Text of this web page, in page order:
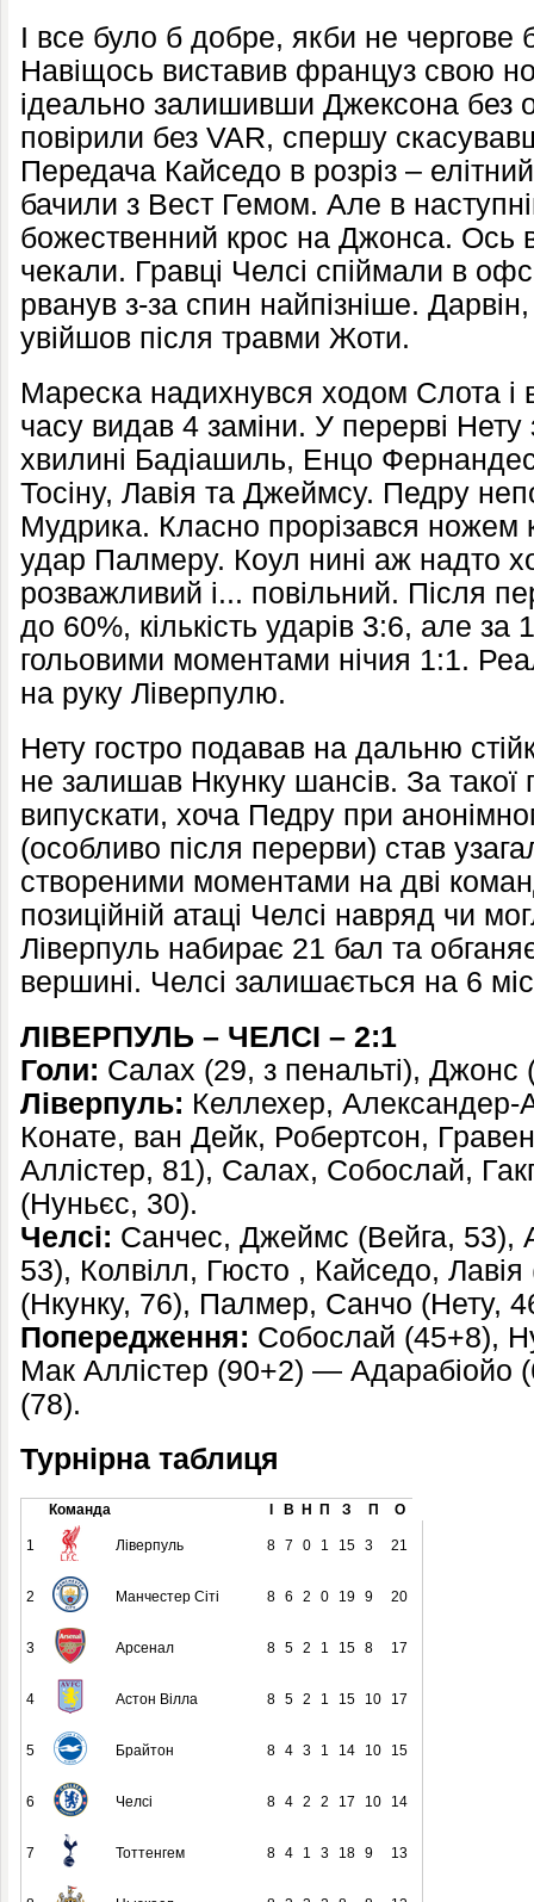
І все було б добре, якби не чергове
Навіщось виставив француз свою
ідеально залишивши Джексона без
повірили без VAR, спершу
Передача Кайседо в розріз –
бачили з Вест Гемом. Але в
божественний крос на Джонса. Ось
чекали. Гравці Челсі спіймали в
рванув з-за спин найпізніше.
увійшов після травми Жоти.
Мареска надихнувся ходом Слота і
часу видав 4 заміни. У перерві
хвилині Бадіашиль, Енцо
Тосіну, Лавія та Джеймсу. Педру
Мудрика. Класно прорізався ножем
удар Палмеру. Коул нині аж надто
розважливий і... повільний. Після
до 60%, кількість ударів 3:6, але за
гольовими моментами нічия 1:1.
на руку Ліверпулю.
Нету гостро подавав на дальню
не залишав Нкунку шансів. За
випускати, хоча Педру при
(особливо після перерви) став
створеними моментами на дві
позиційній атаці Челсі навряд чи
Ліверпуль набирає 21 бал та
вершині. Челсі залишається на 6
ЛІВЕРПУЛЬ – ЧЕЛСІ – 2:1
Голи: Салах (29, з пенальті),
Ліверпуль: Келлехер, Александер-
Конате, ван Дейк, Робертсон,
Аллістер, 81), Салах, Собослай,
(Нуньєс, 30).
Челсі: Санчес, Джеймс (Вейга, 53),
53), Колвілл, Гюсто , Кайседо,
(Нкунку, 76), Палмер, Санчо (Нету,
Попередження: Собослай (45+8),
Мак Аллістер (90+2) — Адарабіойо
(78).
Турнірна таблиця
Команда В Н П З П О
1 Ліверпуль 8 7 0 1 15 3 21
2 Манчестер Сіті 8 6 2 0 19 9 20
3 Арсенал 8 5 2 1 15 8 17
4 Астон Вілла 8 5 2 1 15 10 17
5 Брайтон 8 4 3 1 14 10 15
6 Челсі 8 4 2 2 17 10 14
7 Тоттенгем 8 4 1 3 18 9 13